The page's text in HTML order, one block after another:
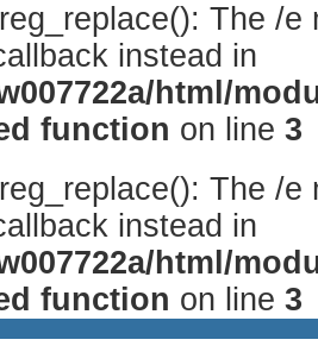
The /
instead in
html/
function on line 3
The /
instead in
html/
function on line 3